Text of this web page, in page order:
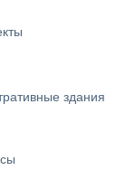
здания